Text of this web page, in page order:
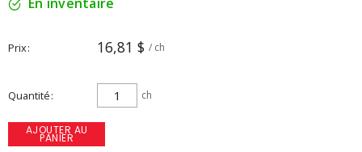
Prix 16,81 $ / ch
Quantité ch
AJOUTER AU
PANIER